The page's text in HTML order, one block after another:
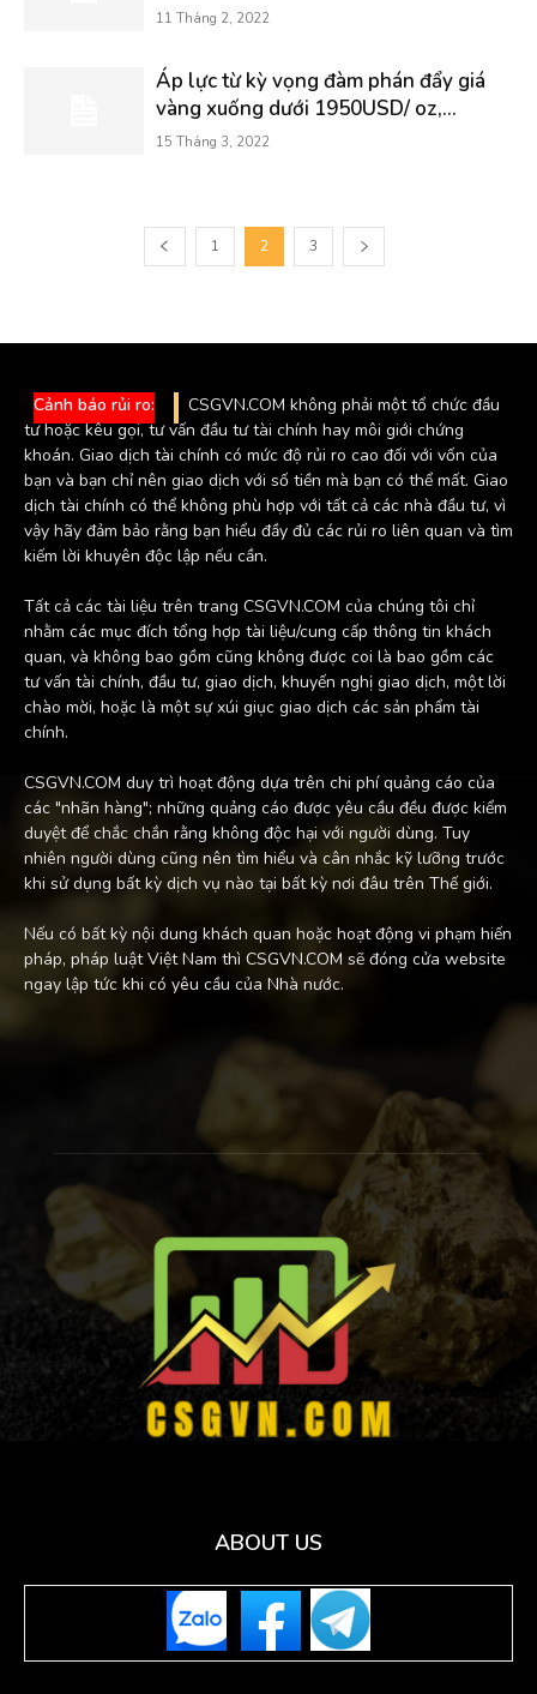
11 Tháng 2, 2022
Áp lực từ kỳ vọng đàm phán đẩy giá
vàng xuống dưới 1950USD/ oz,...
15 Tháng 3, 2022
1 2 3
Cảnh báo rủi ro:
CSGVN.COM không phải một tổ chức đầu
tư hoặc kêu gọi, tư vấn đầu tư tài chính hay môi giới chứng
khoán. Giao dịch tài chính có mức độ rủi ro cao đối với vốn của
bạn và bạn chỉ nên giao dịch với số tiền mà bạn có thể mất. Giao
dịch tài chính có thể không phù hợp với tất cả các nhà đầu tư, vì
vậy hãy đảm bảo rằng bạn hiểu đầy đủ các rủi ro liên quan và tìm
kiếm lời khuyên độc lập nếu cần.
Tất cả các tài liệu trên trang CSGVN.COM của chúng tôi chỉ
nhằm các mục đích tổng hợp tài liệu/cung cấp thông tin khách
quan, và không bao gồm cũng không được coi là bao gồm các
tư vấn tài chính, đầu tư, giao dịch, khuyến nghị giao dịch, một lời
chào mời, hoặc là một sự xúi giục giao dịch các sản phẩm tài
chính.
CSGVN.COM duy trì hoạt động dựa trên chi phí quảng cáo của
các "nhãn hàng"; những quảng cáo được yêu cầu đều được kiểm
duyệt để chắc chắn rằng không độc hại với người dùng. Tuy
nhiên người dùng cũng nên tìm hiểu và cân nhắc kỹ lưỡng trước
khi sử dụng bất kỳ dịch vụ nào tại bất kỳ nơi đâu trên Thế giới.
Nếu có bất kỳ nội dung khách quan hoặc hoạt động vi phạm hiến
pháp, pháp luật Việt Nam thì CSGVN.COM sẽ đóng cửa website
ngay lập tức khi có yêu cầu của Nhà nước.
ABOUT US